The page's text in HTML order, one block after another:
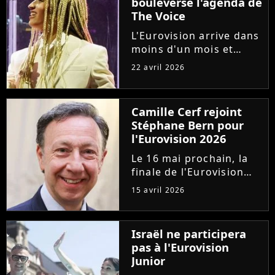
The Voice
L'Eurovision arrive dans
moins d'un mois et
Monroe est l'une des
lui donner toutes ses
chances, deux
émissions concurrents,
"The Voice" et "Les
Traîtres", ont...
22 avril 2026
Camille Cerf rejoint
Stéphane Bern pour
l'Eurovision 2026
Le 16 mai prochain, la
finale de l'Eurovision
2026 sera diffusée en
Télévisions. Pour la
douzième fois,
Stéphane Bern
commentera
l'événement pour la
15 avril 2026
Israël ne participera
pas à l'Eurovision
Junior